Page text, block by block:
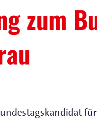
zum